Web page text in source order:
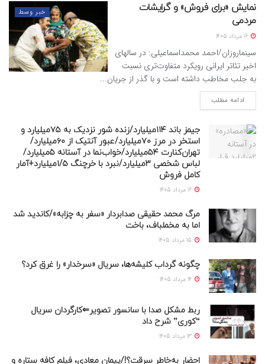
خبر وسط
نمایش «برای فروش» و گرایشات
مردمی
سینماروزان/احمد محمداسماعیلی: در سالهای
اخیر تئاتر ایرانی رویکرد متفاوت‌تری نسبت
به جلب مخاطب داشته است و با گذر از جریان...
ادامه مطلب
جیمز باند ۱۱۴میلیارد/زنده شور نزدیک به ۷۵میلیارد و
استخر در مرز ۷۰میلیارد/عبور آنتیک از ۶۰میلیارد/
تهران‌کنارت ۵۴میلیارد/خواب‌نما در آستانه ۵میلیارد/
لباس شخصی ۳میلیارد/نبرد با خرچنگ ۱/۵میلیارد+آمار
کامل فروش
مرگ محمد حقیقی صدابردار «سفر به چزابه»/کاندید شد
اما به مخملباف، باخت
چگونه گرداب کلیشه‌ها، سریال «سرخدار» را غرق کرد؟
ربط مشکل صدا با سانسور تصویر⇐کارگردان سریال
“کوری” شرح داد
احضار به‌خاطر سرقت؟!/پیمان معادی، فیلم کافه ستاره و